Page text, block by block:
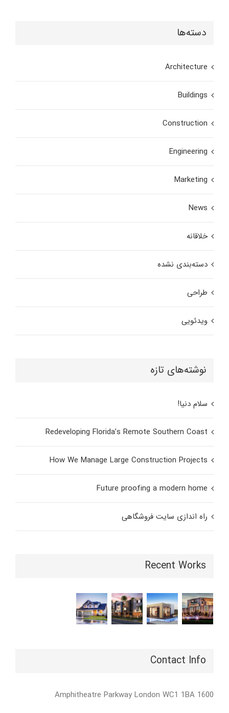
دسته‌ها
Architecture
Buildings
Construction
Engineering
Marketing
News
خلاقانه
دسته‌بندی نشده
طراحی
ویدئویی
نوشته‌های تازه
سلام دنیا!
Redeveloping Florida’s Remote Southern Coast
How We Manage Large Construction Projects
Future proofing a modern home
راه اندازی سایت فروشگاهی
Recent Works
Contact Info
1600 Amphitheatre Parkway London WC1 1BA